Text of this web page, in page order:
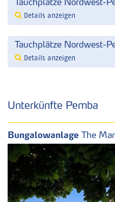
Details anzeigen
Tauchplätze Nordwest-
Details anzeigen
Unterkünfte Pemba
Bungalowanlage The